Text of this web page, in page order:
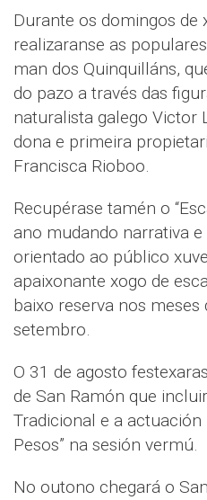
Durante os domingos de
realizaranse as
man dos Quinquilláns,
do pazo a través das
naturalista galego Victor
dona e primeira
Francisca Rioboo.
Recupérase tamén o
ano mudando narrativa
orientado ao público
apaixonante xogo de
baixo reserva nos meses
setembro.
O 31 de agosto
de San Ramón que
Tradicional e a actuación
Pesos” na sesión vermú.
No outono chegará o